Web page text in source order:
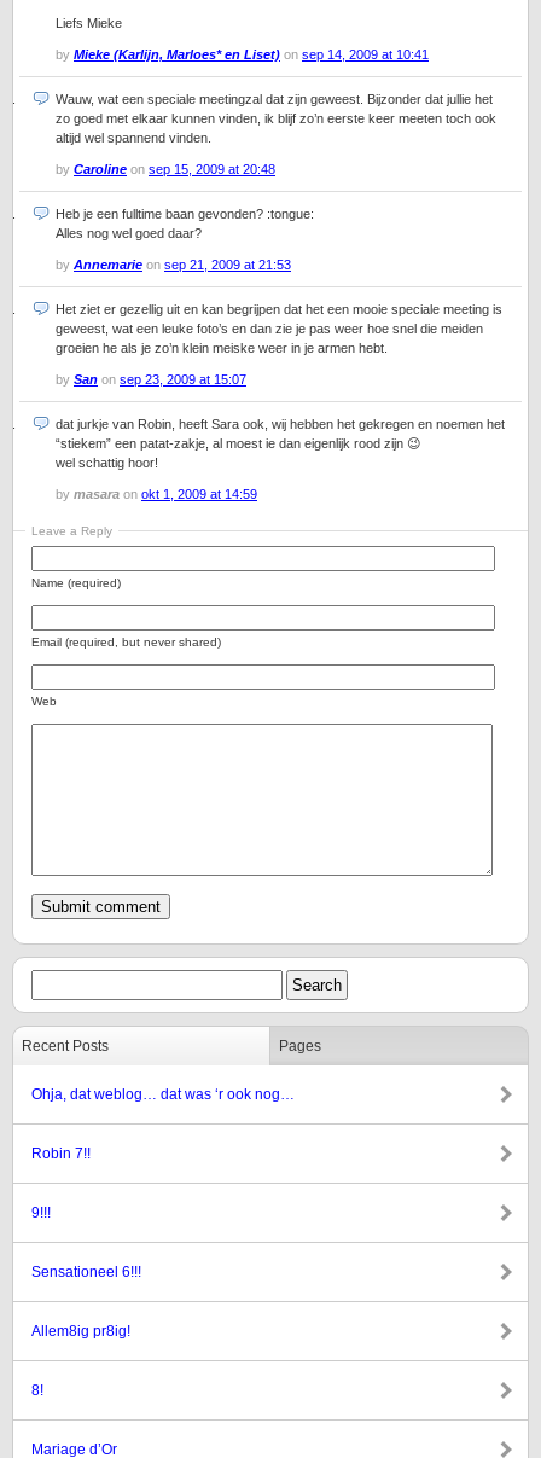
Liefs Mieke
by Mieke (Karlijn, Marloes* en Liset) on sep 14, 2009 at 10:41
Wauw, wat een speciale meetingzal dat zijn geweest. Bijzonder dat jullie het
zo goed met elkaar kunnen vinden, ik blijf zo’n eerste keer meeten toch ook
altijd wel spannend vinden.
by Caroline on sep 15, 2009 at 20:48
Heb je een fulltime baan gevonden? :tongue:
Alles nog wel goed daar?
by Annemarie on sep 21, 2009 at 21:53
Het ziet er gezellig uit en kan begrijpen dat het een mooie speciale meeting is
geweest, wat een leuke foto’s en dan zie je pas weer hoe snel die meiden
groeien he als je zo’n klein meiske weer in je armen hebt.
by San on sep 23, 2009 at 15:07
dat jurkje van Robin, heeft Sara ook, wij hebben het gekregen en noemen het
“stiekem” een patat-zakje, al moest ie dan eigenlijk rood zijn 😉
wel schattig hoor!
by masara on okt 1, 2009 at 14:59
Leave a Reply
Name (required)
Email (required, but never shared)
Web
Recent Posts Pages
Ohja, dat weblog… dat was ‘r ook nog…
Robin 7!!
9!!!
Sensationeel 6!!!
Allem8ig pr8ig!
8!
Mariage d’Or